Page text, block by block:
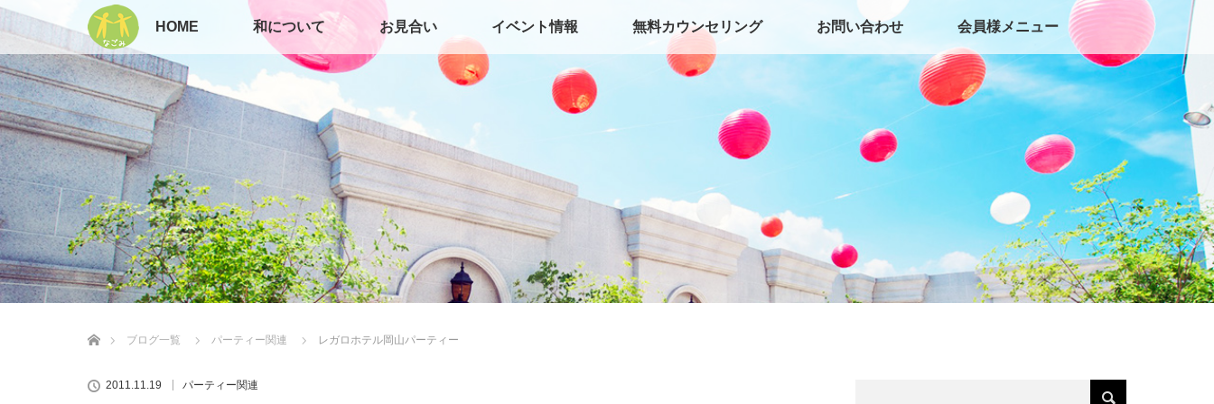
HOME 和について お見合い イベント情報 無料カウンセリング お問い合わせ 会員様メニュー
ブログ一覧
パーティー関連 レガロホテル岡山パーティー
2011.11.19 パーティー関連